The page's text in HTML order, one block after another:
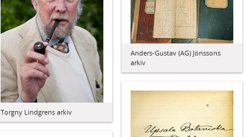
Torgny Lindgrens arkiv
Anders-Gustav (AG) Jönssons
arkiv